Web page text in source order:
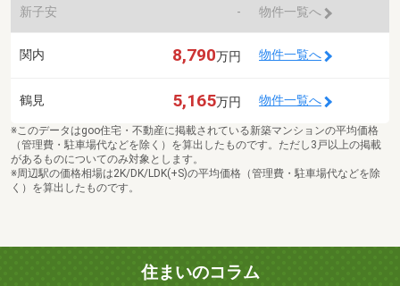
新子安 - 物件一覧へ
関内 8,790万円 物件一覧へ
鶴見 5,165万円 物件一覧へ
※このデータはgoo住宅・不動産に掲載されている新築マンションの平均価格
（管理費・駐車場代などを除く）を算出したものです。ただし3戸以上の掲載
があるものについてのみ対象とします。
※周辺駅の価格相場は2K/DK/LDK(+S)の平均価格（管理費・駐車場代などを除
く）を算出したものです。
住まいのコラム